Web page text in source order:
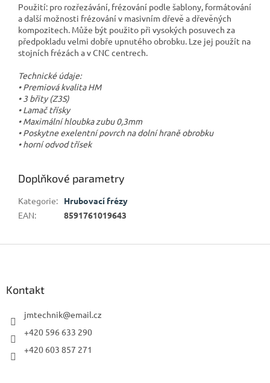
Použití: pro rozřezávání, frézování podle šablony, formátování
a další možnosti frézování v masivním dřevě a dřevěných
kompozitech. Může být použito při vysokých posuvech za
předpokladu velmi dobře upnutého obrobku. Lze jej použít na
stojních frézách a v CNC centrech.
Technické údaje:
• Premiová kvalita HM
• 3 břity (Z3S)
• Lamač třísky
• Maximální hloubka zubu 0,3mm
• Poskytne exelentní povrch na dolní hraně obrobku
• horní odvod třísek
Doplňkové parametry
Kategorie:
Hrubovací frézy
EAN: 8591761019643
Kontakt
jmtechnik@email.cz
+420 596 633 290
+420 603 857 271